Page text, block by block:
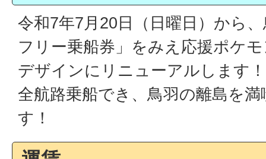
令和7年7月20日（日曜日）から
フリー乗船券」をみえ応援ポケ
デザインにリニューアルします！
全航路乗船でき、鳥羽の離島を
す！